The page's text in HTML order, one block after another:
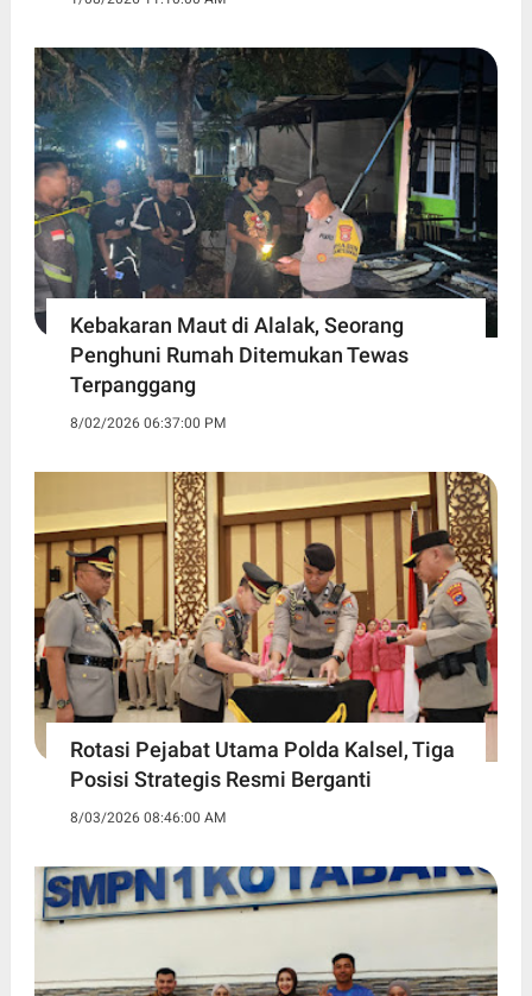
Kebakaran Maut di Alalak, Seorang
Penghuni Rumah Ditemukan Tewas
Terpanggang
8/02/2026 06:37:00 PM
Rotasi Pejabat Utama Polda Kalsel, Tiga
Posisi Strategis Resmi Berganti
8/03/2026 08:46:00 AM